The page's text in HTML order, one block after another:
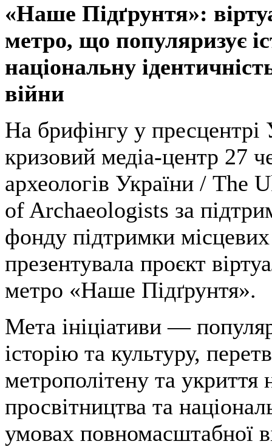
«Наше Підґрунтя»:
метро, що популяризує
національну
війни
На брифінгу у пресцентрі
кризовий медіа-центр 27
археологів України / The
of Archaeologists за
фонду підтримки місцевих
презентувала проєкт
метро «Наше Підґрунтя».
Мета ініціативи —
історію та культуру,
метрополітену та укриття
просвітництва та
умовах повномасштабної